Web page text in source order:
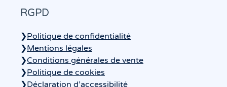
RGPD
❯Politique de confidentialité
❯Mentions légales
❯Conditions générales de vente
❯Politique de cookies
❯Déclaration d’accessibilité